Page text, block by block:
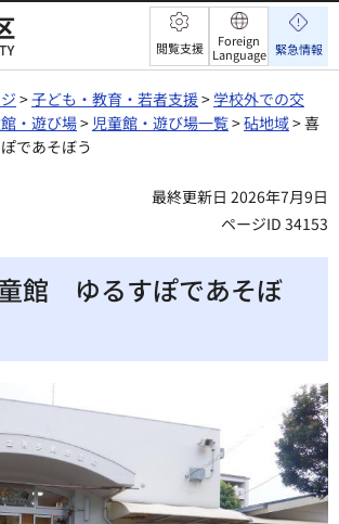
閲覧支援
Foreign
Language 緊急情報
>子ども・教育・若者支援>学校外での交
・遊び場> 児童館・遊び場一覧>砧地域> 喜
であそぼう
最終更新日 2026年7月9日
ページID 34153
館 ゆるすぽであそぼ